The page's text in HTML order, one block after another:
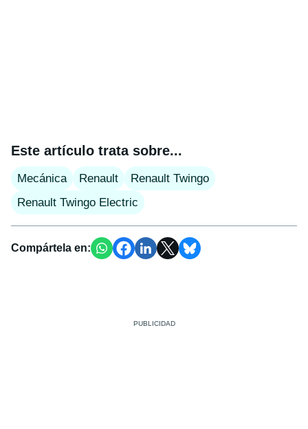
Este artículo trata sobre...
Mecánica Renault
Renault Twingo
Renault Twingo Electric
Compártela en: